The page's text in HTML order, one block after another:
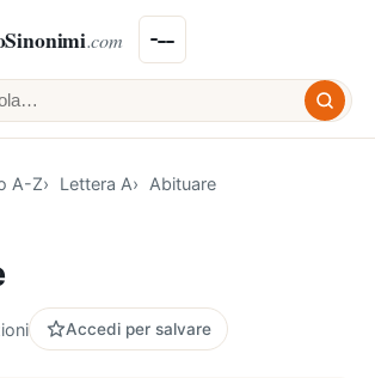
.com
A-Z Lettera A Abituare
Accedi per salvare